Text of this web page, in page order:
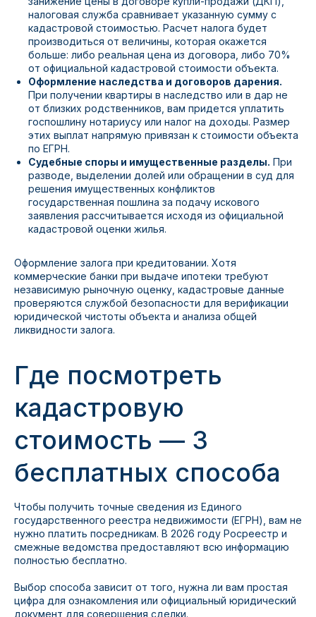
налоговая служба сравнивает указанную сумму с
кадастровой стоимостью. Расчет налога будет
производиться от величины, которая окажется
больше: либо реальная цена из договора, либо 70%
от официальной кадастровой стоимости объекта.
Оформление наследства и договоров дарения.
При получении квартиры в наследство или в дар не
от близких родственников, вам придется уплатить
госпошлину нотариусу или налог на доходы. Размер
этих выплат напрямую привязан к стоимости объекта
по ЕГРН.
Судебные споры и имущественные разделы. При
разводе, выделении долей или обращении в суд для
решения имущественных конфликтов
государственная пошлина за подачу искового
заявления рассчитывается исходя из официальной
кадастровой оценки жилья.
Оформление залога при кредитовании. Хотя
коммерческие банки при выдаче ипотеки требуют
независимую рыночную оценку, кадастровые данные
проверяются службой безопасности для верификации
юридической чистоты объекта и анализа общей
ликвидности залога.
Где посмотреть
кадастровую
стоимость — 3
бесплатных способа
Чтобы получить точные сведения из Единого
государственного реестра недвижимости (ЕГРН), вам не
нужно платить посредникам. В 2026 году Росреестр и
смежные ведомства предоставляют всю информацию
полностью бесплатно.
Выбор способа зависит от того, нужна ли вам простая
цифра для ознакомления или официальный юридический
документ для совершения сделки.